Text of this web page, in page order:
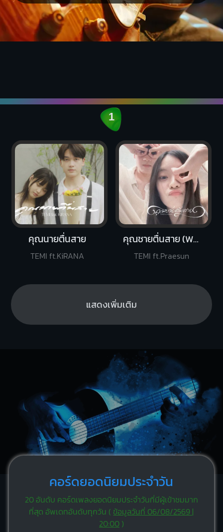
1
คุณนายตื่นสาย
TEMI ft.KiRANA
คุณชายตื่นสาย (Wake up please)
TEMI ft.Praesun
แสดงเพิ่มเติม
คอร์ดยอดนิยมประจำวัน
20 อันดับ คอร์ดเพลงยอดนิยมประจำวันที่มีผู้เข้าชมมาก
ที่สุด อัพเดทอันดับทุกวัน ( ข้อมูลวันที่ 06/08/2569 |
20:00)